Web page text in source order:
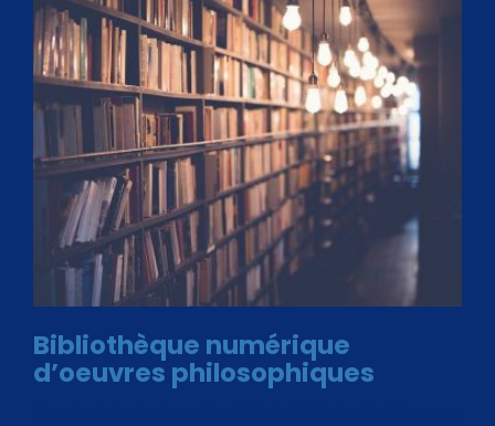
Bibliothèque numérique
d’oeuvres philosophiques